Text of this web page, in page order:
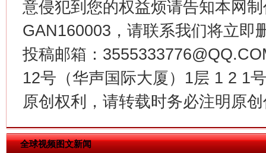
意侵犯到您的权益烦请告知本网
GAN160003，请联系我们将立即
投稿邮箱：
12号（华声国际大厦）1层 1 2 1
原创权利，请转载时务必注明原
全球视频图文新闻
在谋一域中谋全局